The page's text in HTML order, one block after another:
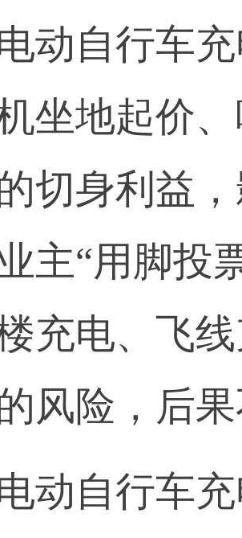
自行车充
坐地起价
切身利益
主“用脚投
充电、飞
风险，后
自行车充